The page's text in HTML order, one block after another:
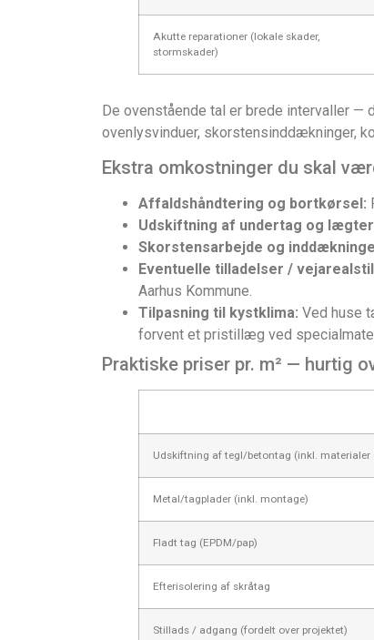
Akutte reparationer (lokale skader,
stormskader)
De ovenstående tal er brede intervaller —
ovenlysvinduer, skorstensinddækninger,
Ekstra omkostninger du skal
Affaldshåndtering og bortkørsel:
Udskiftning af undertag og
Skorstensarbejde og
Eventuelle tilladelser /
Aarhus Kommune.
Tilpasning til kystklima: Ved huse
forvent et pristillæg ved
Praktiske priser pr. m² — hurtig
Udskiftning af tegl/betontag (inkl. materialer
Metal/tagplader (inkl. montage)
Fladt tag (EPDM/pap)
Efterisolering af skråtag
Stillads / adgang (fordelt over projektet)